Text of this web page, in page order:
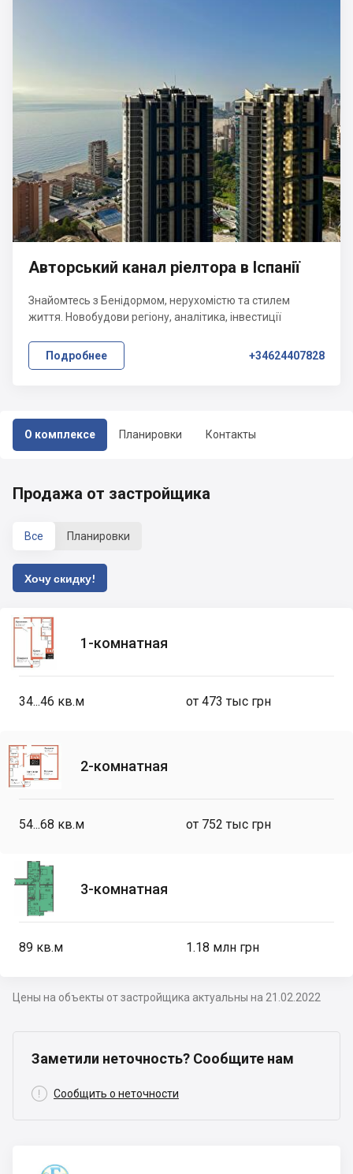
О комплексе Планировки Контакты
Авторський канал ріелтора в Іспанії
Знайомтесь з Бенідормом, нерухомістю та стилем
життя. Новобудови регіону, аналітика, інвестиції
Подробнее +34624407828
Продажа от застройщика
Все Планировки
Хочу скидку!
1-комнатная
34...46 кв.м от 473 тыс грн
2-комнатная
54...68 кв.м от 752 тыс грн
3-комнатная
89 кв.м 1.18 млн грн
Цены на объекты от застройщика актуальны на 21.02.2022
Заметили неточность? Сообщите нам
 Сообщить о неточности